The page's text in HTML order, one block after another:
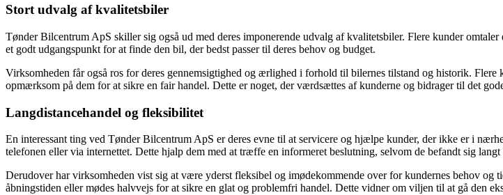
Stort udvalg af kvalitetsbiler
Tønder Bilcentrum ApS skiller sig også ud med deres imponerende udvalg af kvalitetsbiler. Flere kunder
et godt udgangspunkt for at finde den bil, der bedst passer til deres behov og budget.
Virksomheden får også ros for deres gennemsigtighed og ærlighed i forhold til bilernes tilstand og historik.
opmærksom på dem for at sikre en fair handel. Dette er noget, der værdsættes af kunderne og bidrager til det
Langdistancehandel og fleksibilitet
En interessant ting ved Tønder Bilcentrum ApS er deres evne til at servicere og hjælpe kunder, der ikke er i
telefonen eller via internettet. Dette hjalp dem med at træffe en informeret beslutning, selvom de befandt sig
Derudover har virksomheden vist sig at være yderst fleksibel og imødekommende over for kundernes behov
åbningstiden eller mødes halvvejs for at sikre en glat og problemfri handel. Dette vidner om viljen til at gå den